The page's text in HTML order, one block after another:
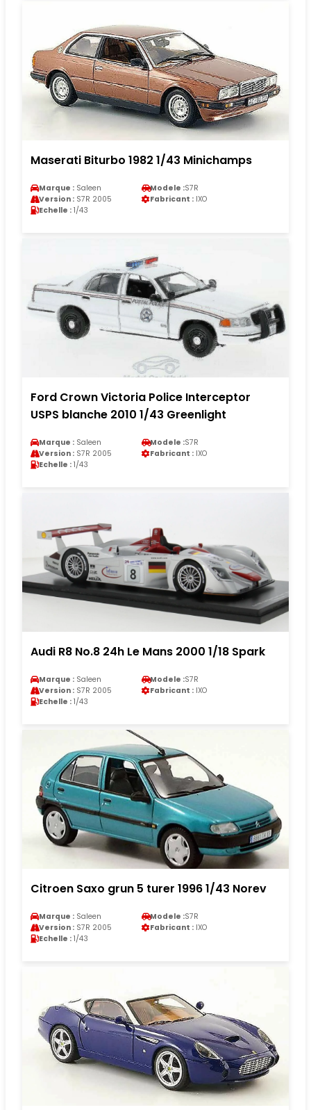
Maserati Biturbo 1982 1/43 Minichamps
Marque : Saleen Modele :S7R
Version : S7R 2005 Fabricant : IXO
Echelle : 1/43
Ford Crown Victoria Police Interceptor
USPS blanche 2010 1/43 Greenlight
Marque : Saleen Modele :S7R
Version : S7R 2005 Fabricant : IXO
Echelle : 1/43
Audi R8 No.8 24h Le Mans 2000 1/18 Spark
Marque : Saleen Modele :S7R
Version : S7R 2005 Fabricant : IXO
Echelle : 1/43
Citroen Saxo grun 5 turer 1996 1/43 Norev
Marque : Saleen Modele :S7R
Version : S7R 2005 Fabricant : IXO
Echelle : 1/43